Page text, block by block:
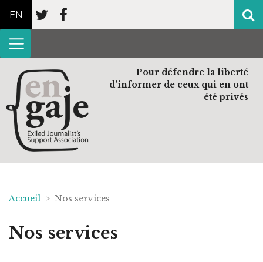
EN
Pour défendre la liberté
d'informer de ceux qui en ont
été privés
Accueil > Nos services
Nos services